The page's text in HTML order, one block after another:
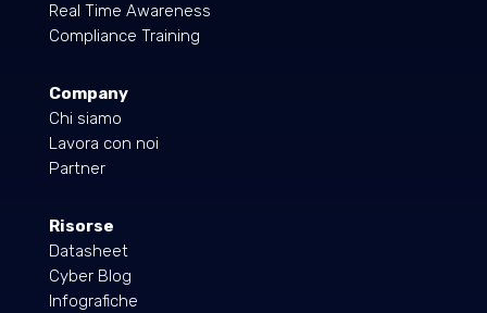
Real Time Awareness
Compliance Training
Company
Chi siamo
Lavora con noi
Partner
Risorse
Datasheet
Cyber Blog
Infografiche